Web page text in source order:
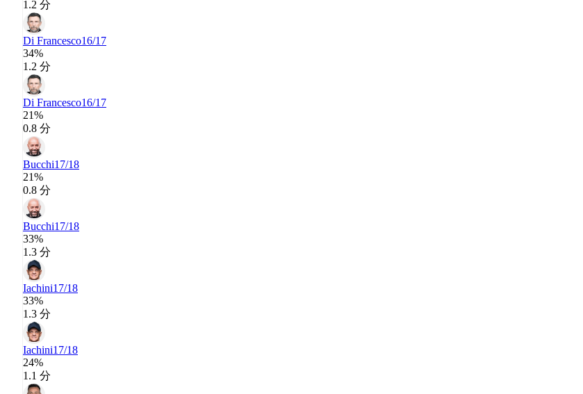
1.2 分
Di Francesco16/17
34%
1.2 分
Di Francesco16/17
21%
0.8 分
Bucchi17/18
21%
0.8 分
Bucchi17/18
33%
1.3 分
Iachini17/18
33%
1.3 分
Iachini17/18
24%
1.1 分